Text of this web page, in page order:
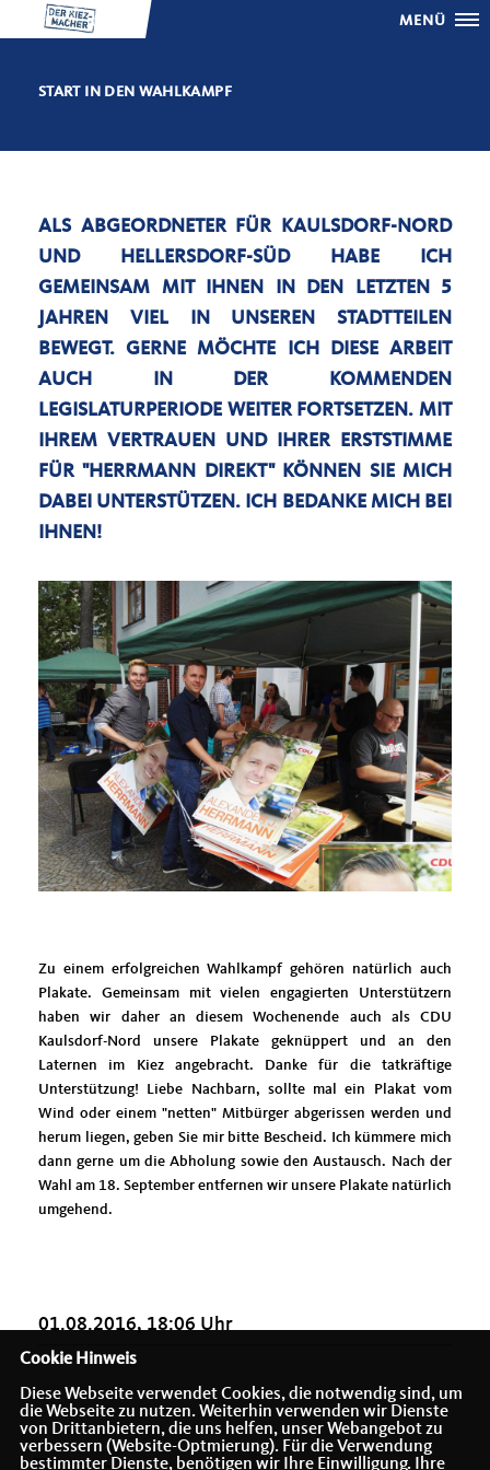
MENÜ
START IN DEN WAHLKAMPF
ALS ABGEORDNETER FÜR KAULSDORF-NORD
UND HELLERSDORF-SÜD HABE ICH
GEMEINSAM MIT IHNEN IN DEN LETZTEN 5
JAHREN VIEL IN UNSEREN STADTTEILEN
BEWEGT. GERNE MÖCHTE ICH DIESE ARBEIT
AUCH IN DER KOMMENDEN
LEGISLATURPERIODE WEITER FORTSETZEN. MIT
IHREM VERTRAUEN UND IHRER ERSTSTIMME
FÜR "HERRMANN DIREKT" KÖNNEN SIE MICH
DABEI UNTERSTÜTZEN. ICH BEDANKE MICH BEI
IHNEN!
Zu einem erfolgreichen Wahlkampf gehören natürlich auch
Plakate. Gemeinsam mit vielen engagierten Unterstützern
haben wir daher an diesem Wochenende auch als CDU
Kaulsdorf-Nord unsere Plakate geknüppert und an den
Laternen im Kiez angebracht. Danke für die tatkräftige
Unterstützung! Liebe Nachbarn, sollte mal ein Plakat vom
Wind oder einem "netten" Mitbürger abgerissen werden und
herum liegen, geben Sie mir bitte Bescheid. Ich kümmere mich
dann gerne um die Abholung sowie den Austausch. Nach der
Wahl am 18. September entfernen wir unsere Plakate natürlich
umgehend.
01.08.2016, 18:06 Uhr
Cookie Hinweis
Diese Webseite verwendet Cookies, die notwendig sind, um
die Webseite zu nutzen. Weiterhin verwenden wir Dienste
von Drittanbietern, die uns helfen, unser Webangebot zu
verbessern (Website-Optmierung). Für die Verwendung
bestimmter Dienste, benötigen wir Ihre Einwilligung. Ihre